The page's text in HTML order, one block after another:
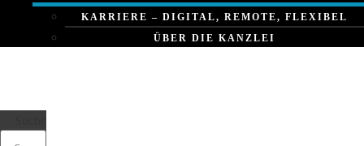
KARRIERE – DIGITAL, REMOTE, FLEXIBEL
ÜBER DIE KANZLEI